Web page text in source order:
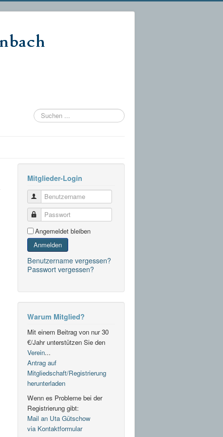
Suchen
...
Mitglieder-Login
Benutzername
Passwort
Angemeldet bleiben
Anmelden
Benutzername vergessen?
Passwort vergessen?
Warum Mitglied?
Mit einem Beitrag von nur 30
€/Jahr unterstützen Sie den
Verein...
Antrag auf
Mitgliedschaft/Registrierung
herunterladen
Wenn es Probleme bei der
Registrierung gibt:
Mail an Uta Gütschow
via Kontaktformular